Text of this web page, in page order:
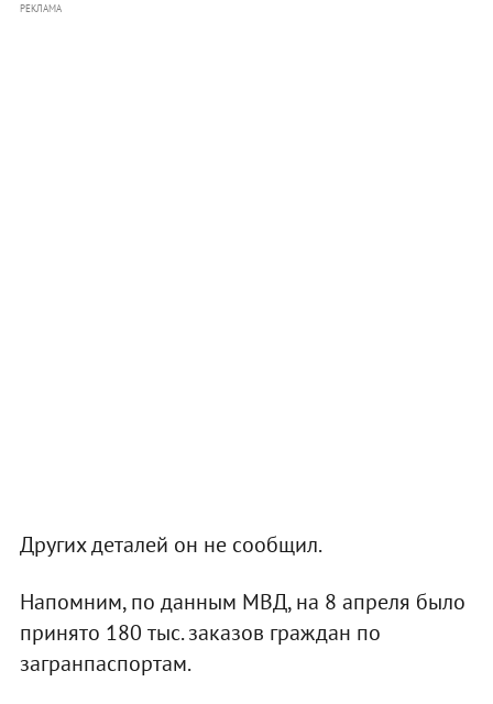
РЕКЛАМА
Других деталей он не сообщил.
Напомним, по данным МВД, на 8 апреля было
принято 180 тыс. заказов граждан по
загранпаспортам.